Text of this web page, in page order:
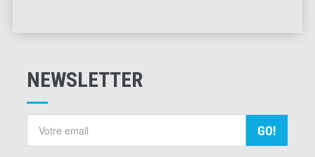
NEWSLETTER
GO!